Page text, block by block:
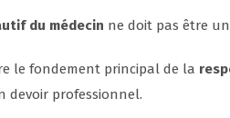
du médecin ne doit pas être
le fondement principal de la
devoir professionnel.